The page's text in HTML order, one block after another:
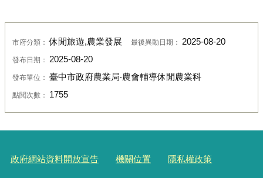
市府分類：休閒旅遊,農業發展 最後異動日期： 2025-08-20
發布日期： 2025-08-20
發布單位： 臺中市政府農業局‧農會輔導休閒農業科
點閱次數： 1755
政府網站資料開放宣告 機關位置 隱私權政策